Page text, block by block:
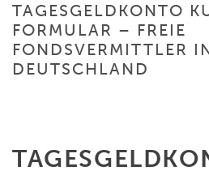
TAGESGELDKONTO
FORMULAR – FREIE
FONDSVERMITTLER
DEUTSCHLAND